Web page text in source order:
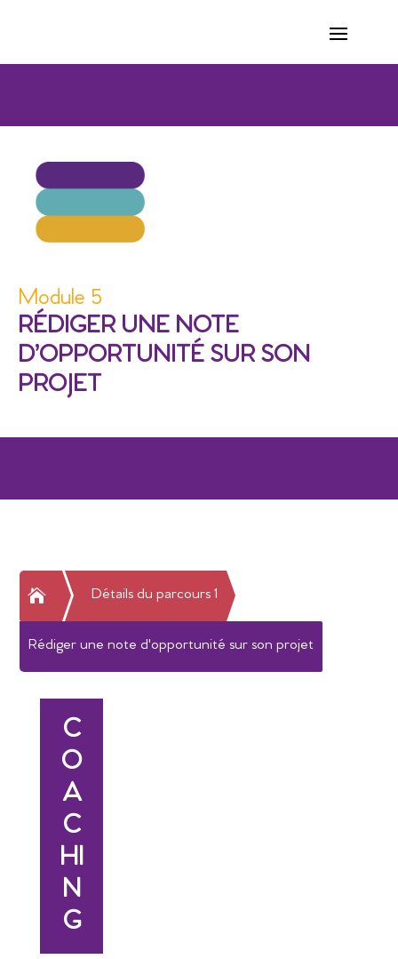
Module 5
RÉDIGER UNE NOTE
D’OPPORTUNITÉ SUR SON
PROJET
 Détails du parcours 1
Rédiger une note d'opportunité sur son projet
C
O
A
C
HI
N
G